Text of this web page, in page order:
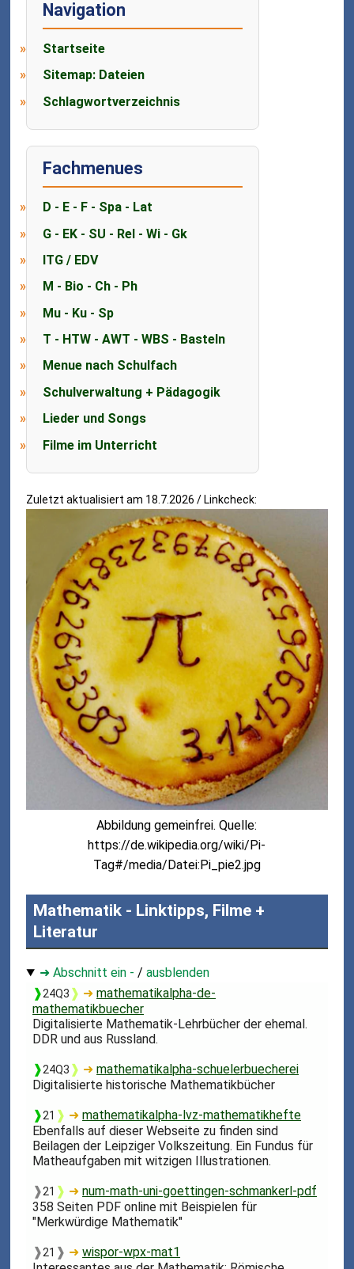
Navigation
Startseite
Sitemap: Dateien
Schlagwortverzeichnis
Fachmenues
D - E - F - Spa - Lat
G - EK - SU - Rel - Wi - Gk
ITG / EDV
M - Bio - Ch - Ph
Mu - Ku - Sp
T - HTW - AWT - WBS - Basteln
Menue nach Schulfach
Schulverwaltung + Pädagogik
Lieder und Songs
Filme im Unterricht
Zuletzt aktualisiert am 18.7.2026 / Linkcheck:
Abbildung gemeinfrei. Quelle:
https://de.wikipedia.org/wiki/Pi-
Tag#/media/Datei:Pi_pie2.jpg
Mathematik - Linktipps, Filme +
Literatur
➜ Abschnitt ein - /ausblenden
❱24Q3 ❱ ➜mathematikalpha-de-
mathematikbuecher
Digitalisierte Mathematik-Lehrbücher der ehemal.
DDR und aus Russland.
❱24Q3 ❱ ➜mathematikalpha-schuelerbuecherei
Digitalisierte historische Mathematikbücher
❱21 ❱ ➜mathematikalpha-lvz-mathematikhefte
Ebenfalls auf dieser Webseite zu finden sind
Beilagen der Leipziger Volkszeitung. Ein Fundus für
Matheaufgaben mit witzigen Illustrationen.
❱21 ❱ ➜num-math-uni-goettingen-schmankerl-pdf
358 Seiten PDF online mit Beispielen für
"Merkwürdige Mathematik"
❱21 ❱ ➜wispor-wpx-mat1